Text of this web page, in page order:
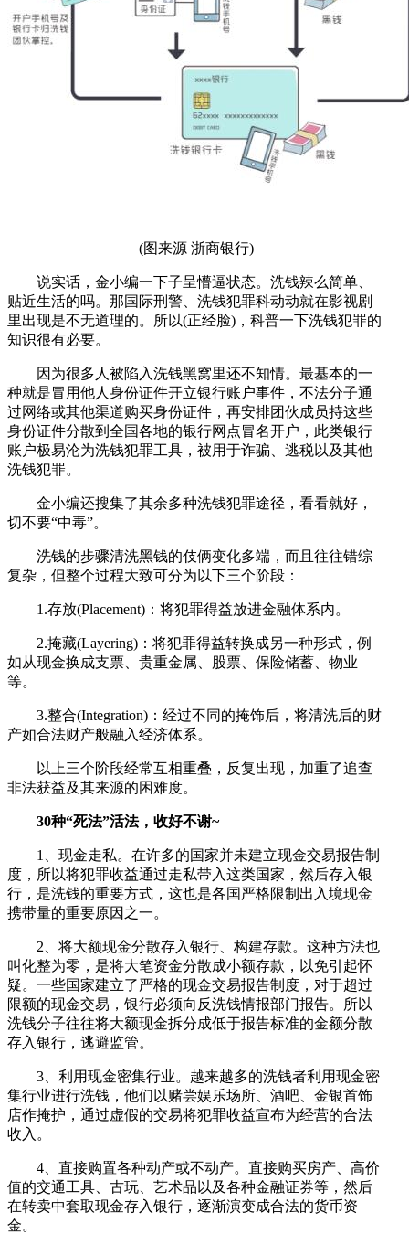
(图来源 浙商银行)
说实话，金小编一下子呈懵逼状态。洗钱辣么简单、
贴近生活的吗。那国际刑警、洗钱犯罪科动动就在影视剧
里出现是不无道理的。所以(正经脸)，科普一下洗钱犯罪的
知识很有必要。
因为很多人被陷入洗钱黑窝里还不知情。最基本的一
种就是冒用他人身份证件开立银行账户事件，不法分子通
过网络或其他渠道购买身份证件，再安排团伙成员持这些
身份证件分散到全国各地的银行网点冒名开户，此类银行
账户极易沦为洗钱犯罪工具，被用于诈骗、逃税以及其他
洗钱犯罪。
金小编还搜集了其余多种洗钱犯罪途径，看看就好，
切不要“中毒”。
洗钱的步骤清洗黑钱的伎俩变化多端，而且往往错综
复杂，但整个过程大致可分为以下三个阶段：
1.存放(Placement)：将犯罪得益放进金融体系内。
2.掩藏(Layering)：将犯罪得益转换成另一种形式，例
如从现金换成支票、贵重金属、股票、保险储蓄、物业
等。
3.整合(Integration)：经过不同的掩饰后，将清洗后的财
产如合法财产般融入经济体系。
以上三个阶段经常互相重叠，反复出现，加重了追查
非法获益及其来源的困难度。
30种“死法”活法，收好不谢~
1、现金走私。在许多的国家并未建立现金交易报告制
度，所以将犯罪收益通过走私带入这类国家，然后存入银
行，是洗钱的重要方式，这也是各国严格限制出入境现金
携带量的重要原因之一。
2、将大额现金分散存入银行、构建存款。这种方法也
叫化整为零，是将大笔资金分散成小额存款，以免引起怀
疑。一些国家建立了严格的现金交易报告制度，对于超过
限额的现金交易，银行必须向反洗钱情报部门报告。所以
洗钱分子往往将大额现金拆分成低于报告标准的金额分散
存入银行，逃避监管。
3、利用现金密集行业。越来越多的洗钱者利用现金密
集行业进行洗钱，他们以赌尝娱乐场所、酒吧、金银首饰
店作掩护，通过虚假的交易将犯罪收益宣布为经营的合法
收入。
4、直接购置各种动产或不动产。直接购买房产、高价
值的交通工具、古玩、艺术品以及各种金融证券等，然后
在转卖中套取现金存入银行，逐渐演变成合法的货币资
金。